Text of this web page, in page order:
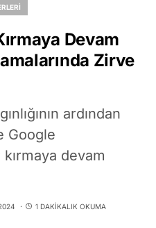
Devam
Zirve
ardından
Google
devam
1 DAKIKALIK OKUMA